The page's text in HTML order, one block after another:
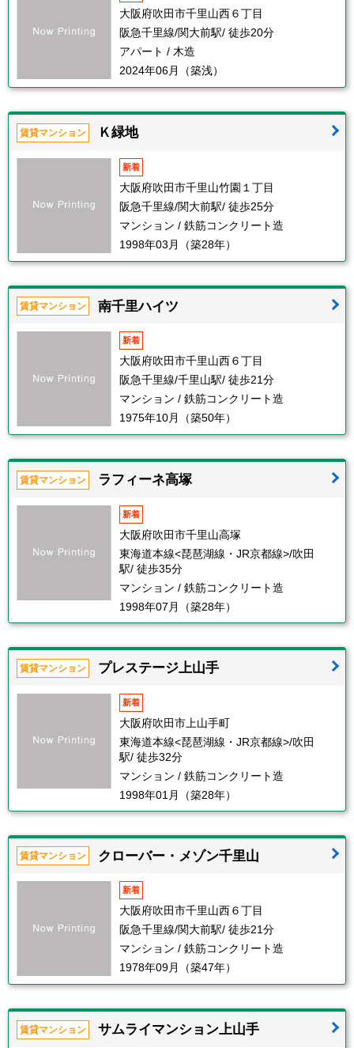
大阪府吹田市千里山西６丁目
阪急千里線/関大前駅/ 徒歩20分
アパート / 木造
2024年06月（築浅）
賃貸マンション Ｋ緑地
新着
大阪府吹田市千里山竹園１丁目
阪急千里線/関大前駅/ 徒歩25分
マンション / 鉄筋コンクリート造
1998年03月（築28年）
賃貸マンション 南千里ハイツ
新着
大阪府吹田市千里山西６丁目
阪急千里線/千里山駅/ 徒歩21分
マンション / 鉄筋コンクリート造
1975年10月（築50年）
賃貸マンション ラフィーネ高塚
新着
大阪府吹田市千里山高塚
東海道本線<琵琶湖線・JR京都線>/吹田
駅/ 徒歩35分
マンション / 鉄筋コンクリート造
1998年07月（築28年）
賃貸マンション プレステージ上山手
新着
大阪府吹田市上山手町
東海道本線<琵琶湖線・JR京都線>/吹田
駅/ 徒歩32分
マンション / 鉄筋コンクリート造
1998年01月（築28年）
賃貸マンション クローバー・メゾン千里山
新着
大阪府吹田市千里山西６丁目
阪急千里線/関大前駅/ 徒歩21分
マンション / 鉄筋コンクリート造
1978年09月（築47年）
賃貸マンション サムライマンション上山手